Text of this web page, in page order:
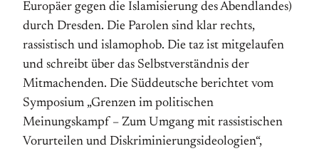
Europäer gegen die Islamisierung des Abendlandes)
durch Dresden. Die Parolen sind klar rechts,
rassistisch und islamophob. Die taz ist mitgelaufen
und schreibt über das Selbstverständnis der
Mitmachenden. Die Süddeutsche berichtet vom
Symposium „Grenzen im politischen
Meinungskampf – Zum Umgang mit rassistischen
Vorurteilen und Diskriminierungsideologien“,